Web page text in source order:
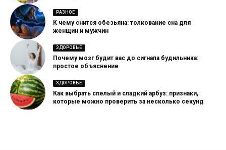
РАЗНОЕ
К чему снится обезьяна: толкование сна для
женщин и мужчин
ЗДОРОВЬЕ
Почему мозг будит вас до сигнала будильника:
простое объяснение
ЗДОРОВЬЕ
Как выбрать спелый и сладкий арбуз: признаки,
которые можно проверить за несколько секунд